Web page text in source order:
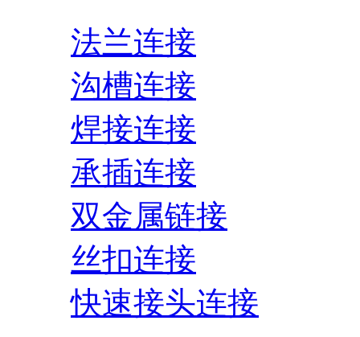
法兰连接
沟槽连接
焊接连接
承插连接
双金属链接
丝扣连接
快速接头连接